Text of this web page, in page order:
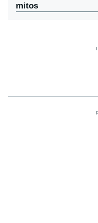
mitos